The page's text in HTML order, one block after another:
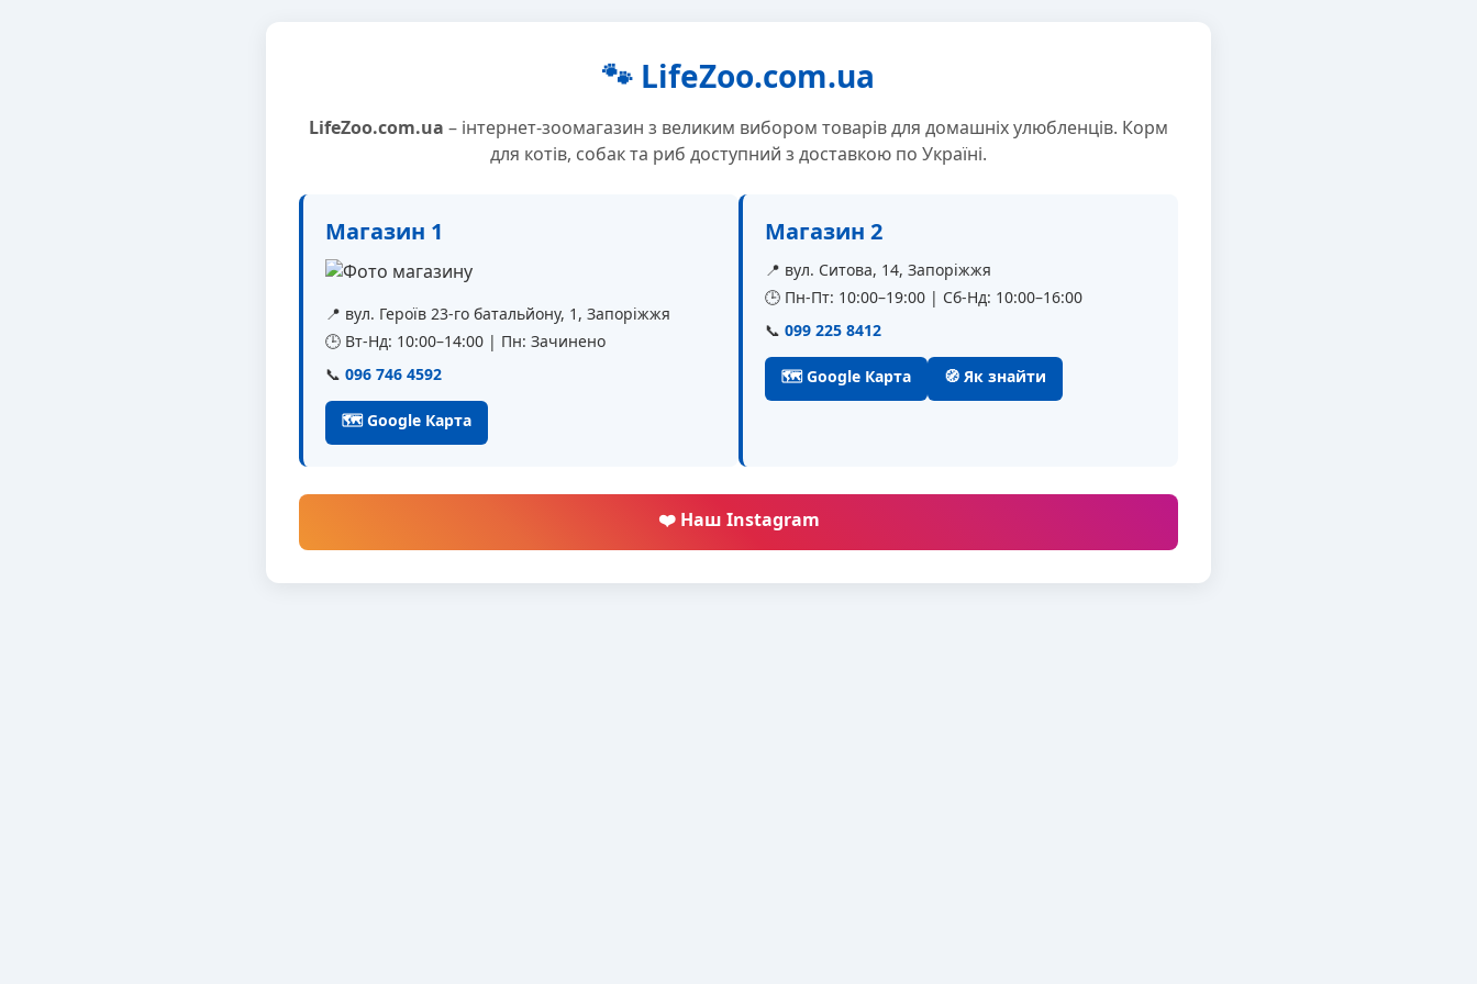
🐾 LifeZoo.com.ua
LifeZoo.com.ua – інтернет-зоомагазин з великим вибором товарів для домашніх улюбленців. Корм
для котів, собак та риб доступний з доставкою по Україні.
Магазин 1
📍 вул. Героїв 23-го батальйону, 1, Запоріжжя
🕒 Вт-Нд: 10:00–14:00 | Пн: Зачинено
📞 096 746 4592
🗺 Google Карта
Магазин 2
📍 вул. Ситова, 14, Запоріжжя
🕒 Пн-Пт: 10:00–19:00 | Сб-Нд: 10:00–16:00
📞 099 225 8412
🗺 Google Карта 🧭 Як знайти
❤️ Наш Instagram